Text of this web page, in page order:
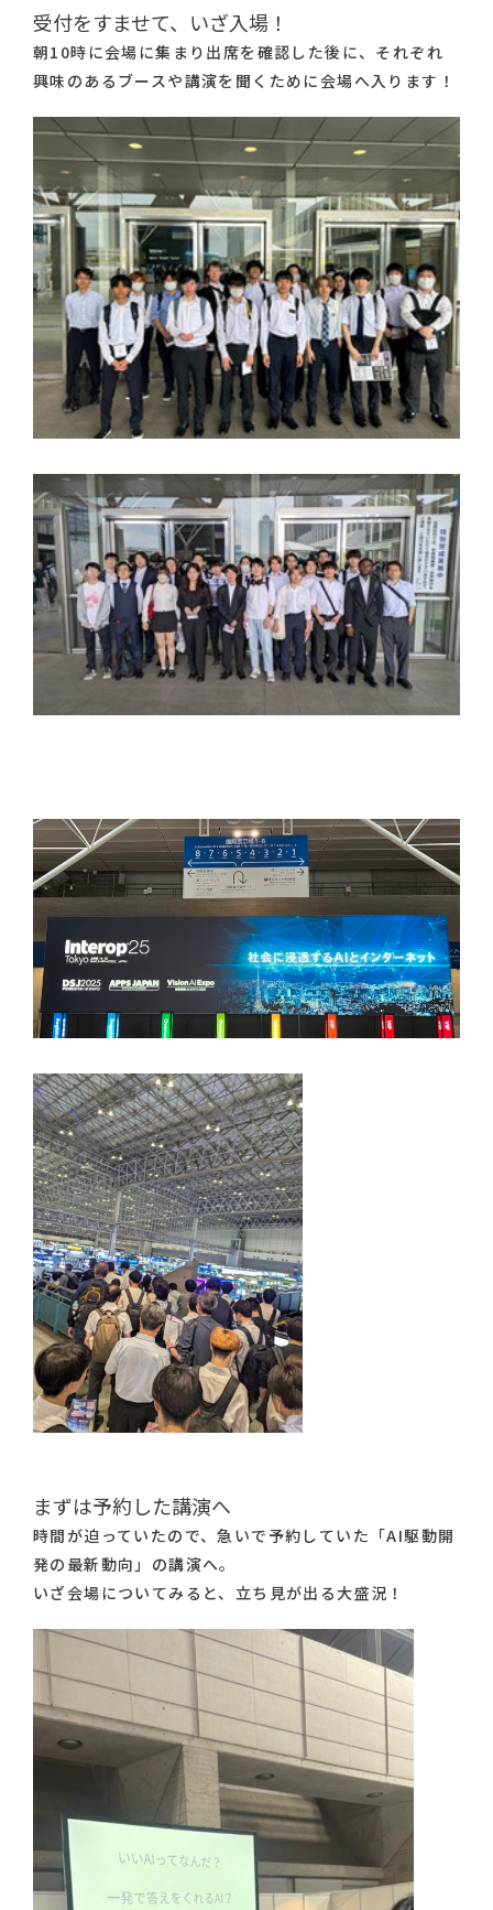
受付をすませて、いざ入場！
朝10時に会場に集まり出席を確認した後に、それぞれ
興味のあるブースや講演を聞くために会場へ入ります！
まずは予約した講演へ
時間が迫っていたので、急いで予約していた「AI駆動開
発の最新動向」の講演へ。
いざ会場についてみると、立ち見が出る大盛況！